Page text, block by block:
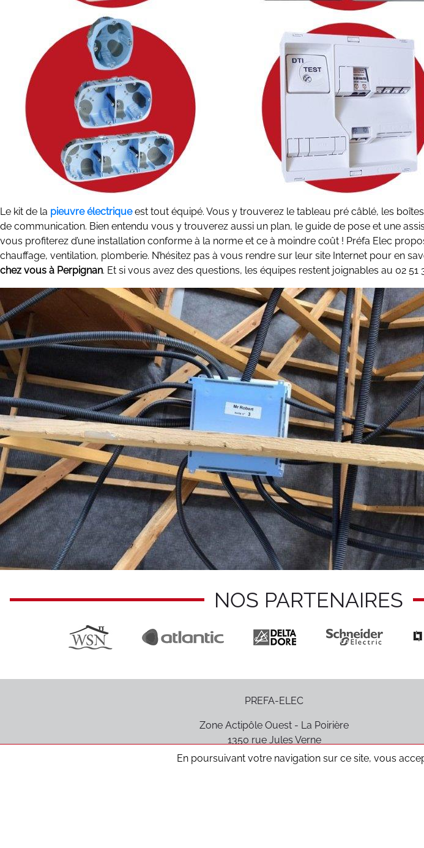
Le kit de la pieuvre électriqueest tout équipé. Vous y trouverez le tableau pré câblé, les
de communication. Bien entendu vous y trouverez aussi un plan, le guide de pose et une
vous profiterez d’une installation conforme à la norme et ce à moindre coût ! Préfa Elec
chauffage, ventilation, plomberie. N’hésitez pas à vous rendre sur leur site Internet pour en
chez vous à Perpignan. Et si vous avez des questions, les équipes restent joignables au 02 51
NOS PARTENAIRES
PREFA-ELEC
Zone Actipôle Ouest - La Poirière
1350 rue Jules Verne
85170 Le Poiré-sur-Vie
En poursuivant votre navigation sur ce site, vous